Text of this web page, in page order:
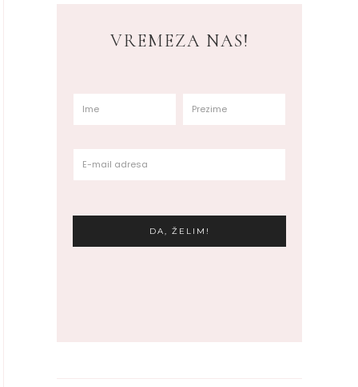
VREMEZA NAS!